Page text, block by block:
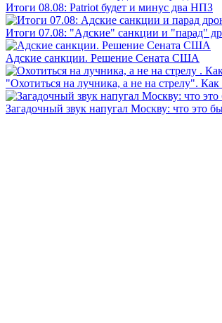
Итоги 08.08: Patriot будет и минус два НПЗ
Итоги 07.08: "Адские" санкции и "парад"
Адские санкции. Решение Сената США
"Охотиться на лучника, а не на стрелу".
Загадочный звук напугал Москву: что это